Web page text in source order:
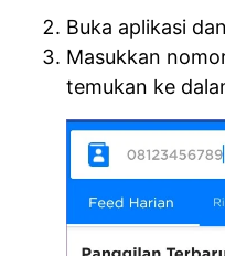
Buka aplikasi
Masukkan
temukan ke